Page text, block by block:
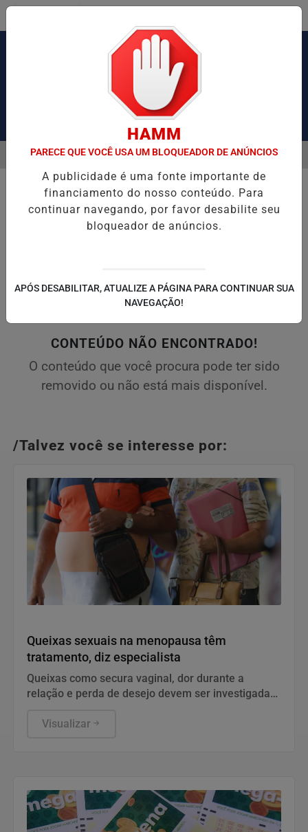
Pesquisar Notícia
PRENDE DOIS SUSPEITOS E APREENDE ARMAS E DROGAS
EM ALTA
MENU
CONTEÚDO NÃO ENCONTRADO!
O conteúdo que você procura pode ter sido
removido ou não está mais disponível.
/Talvez você se interesse por:
Queixas sexuais na menopausa têm
tratamento, diz especialista
Queixas como secura vaginal, dor durante a
relação e perda de desejo devem ser investigadas
Visualizar
HAMM
PARECE QUE VOCÊ USA UM BLOQUEADOR DE ANÚNCIOS
A publicidade é uma fonte importante de
financiamento do nosso conteúdo. Para
continuar navegando, por favor desabilite seu
bloqueador de anúncios.
APÓS DESABILITAR, ATUALIZE A PÁGINA PARA CONTINUAR SUA
NAVEGAÇÃO!